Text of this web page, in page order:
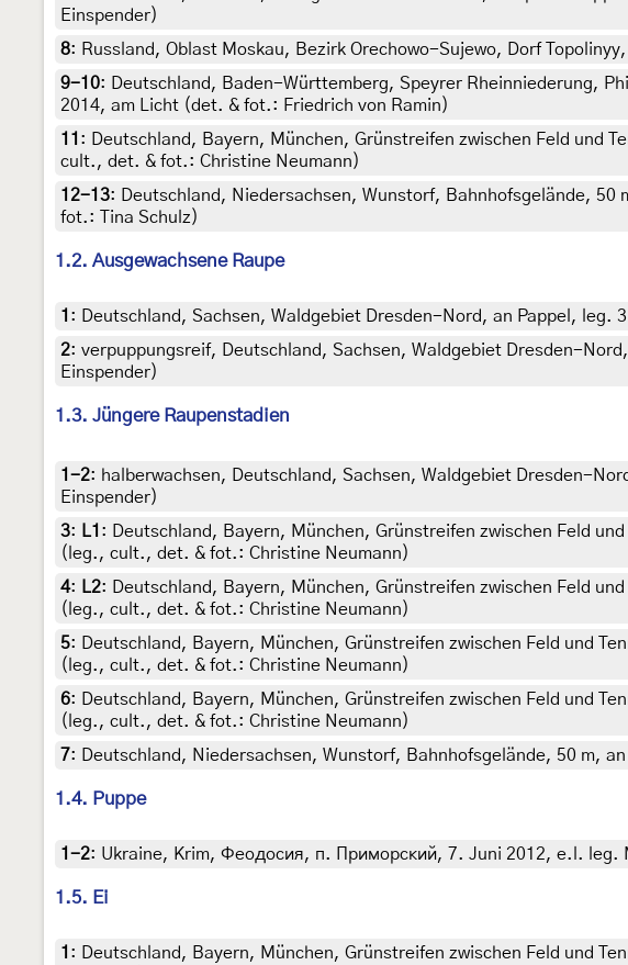
Einspender)
8: Russland, Oblast Moskau, Bezirk Orechowo-Sujewo, Dorf
9-10:
Deutschland, Baden-Württemberg, Speyrer Rheinniederung,
2014, am Licht (det. & fot.: Friedrich von Ramin)
11 :
Deutschland, Bayern, München, Grünstreifen zwischen Feld und
cult., det. & fot.: Christine Neumann)
12-13: Deutschland, Niedersachsen, Wunstorf, Bahnhofsgelände, 50
fot.: Tina Schulz)
1.2. Ausgewachsene Raupe
1 : Deutschland, Sachsen, Waldgebiet Dresden-Nord, an Pappel,
2: verpuppungsreif, Deutschland, Sachsen, Waldgebiet Dresden-
Einspender)
1.3. Jüngere Raupenstadien
1-2: halberwachsen, Deutschland, Sachsen, Waldgebiet Dresden-
Einspender)
3: L1 : Deutschland, Bayern, München, Grünstreifen zwischen Feld
(leg., cult., det. & fot.: Christine Neumann)
4: L2: Deutschland, Bayern, München, Grünstreifen zwischen Feld
(leg., cult., det. & fot.: Christine Neumann)
5: Deutschland, Bayern, München, Grünstreifen zwischen Feld und
(leg., cult., det. & fot.: Christine Neumann)
6: Deutschland, Bayern, München, Grünstreifen zwischen Feld und
(leg., cult., det. & fot.: Christine Neumann)
7: Deutschland, Niedersachsen, Wunstorf, Bahnhofsgelände, 50 m, an
1.4. Puppe
1-2: Ukraine, Krim, Феодосия, п. Приморский, 7. Juni 2012, e.l.
1.5. Ei
1 : Deutschland, Bayern, München, Grünstreifen zwischen Feld und